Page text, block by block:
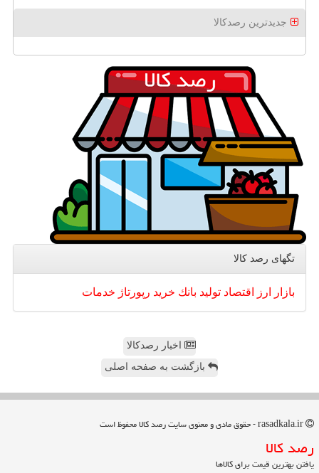
جدیدترین رصدکالا
تگهای رصد كالا
بازار ارز اقتصاد تولید بانك خرید رپورتاژ خدمات
اخبار رصدکالا
بازگشت به صفحه اصلی
رصد كالا
یافتن بهترین قیمت برای کالاها